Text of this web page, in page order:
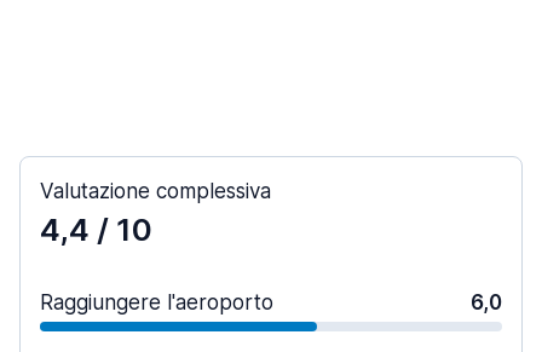
Valutazione complessiva
4,4 / 10
Raggiungere l'aeroporto 6,0